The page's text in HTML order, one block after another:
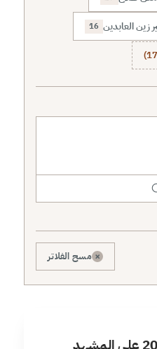
زين العابدين 16
× مسح الفلاتر